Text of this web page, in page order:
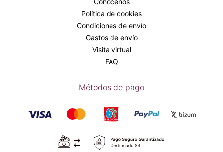
Política de cookies
Condiciones de envío
Gastos de envío
Visita virtual
FAQ
Métodos de pago